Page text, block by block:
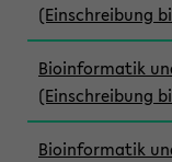
(Einschreibung
Bioinformatik
(Einschreibung
Bioinformatik